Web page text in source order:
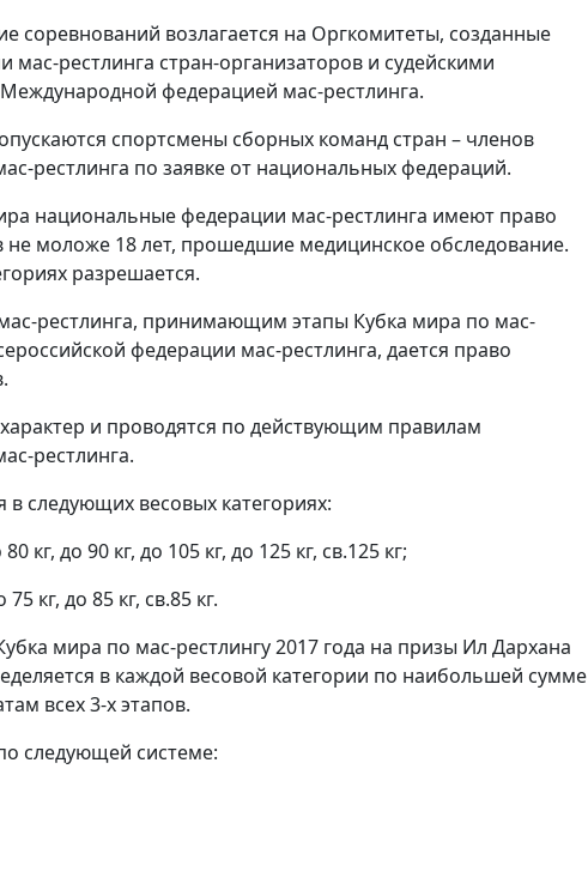
соревнований возлагается на Оргкомитеты, созданные
рестлинга стран-организаторов и судейскими
федерацией мас-рестлинга.
спортсмены сборных команд стран – членов
рестлинга по заявке от национальных федераций.
национальные федерации мас-рестлинга имеют право
не моложе 18 лет, прошедшие медицинское обследование.
разрешается.
рестлинга, принимающим этапы Кубка мира по мас-
федерации мас-рестлинга, дается право
и проводятся по действующим правилам
рестлинга.
следующих весовых категориях:
кг, до 90 кг, до 105 кг, до 125 кг, св.125 кг;
кг, до 85 кг, св.85 кг.
мира по мас-рестлингу 2017 года на призы Ил Дархана
в каждой весовой категории по наибольшей сумме
всех 3-х этапов.
следующей системе: